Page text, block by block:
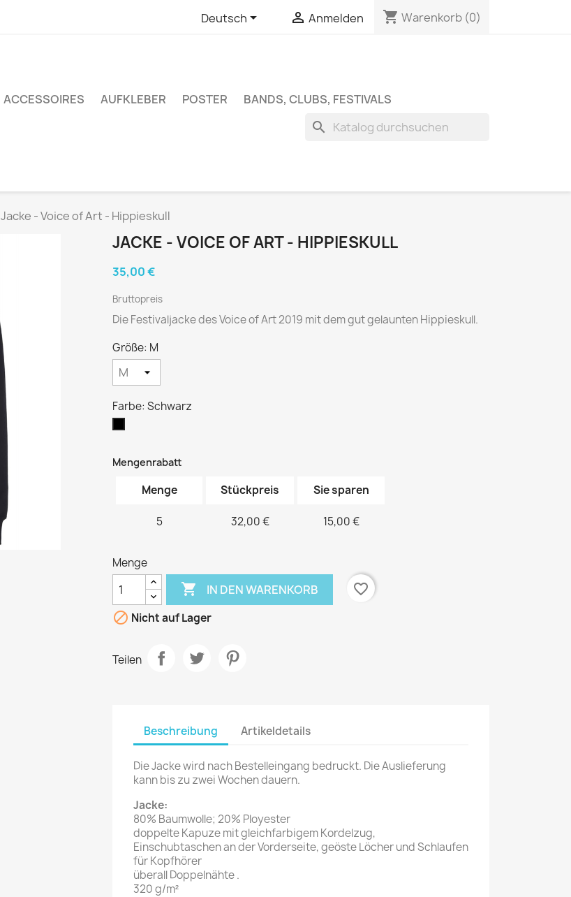
Deutsch  Anmelden shopping_cart Warenkorb (0)
ACCESSOIRES AUFKLEBER POSTER BANDS, CLUBS, FESTIVALS
search
Jacke - Voice of Art - Hippieskull
JACKE - VOICE OF ART - HIPPIESKULL
35,00 €
Bruttopreis
Die Festivaljacke des Voice of Art 2019 mit dem gut gelaunten Hippieskull.
Größe: M
Farbe: Schwarz
Mengenrabatt
Menge Stückpreis Sie sparen
5 32,00 € 15,00 €
Menge
 IN DEN WARENKORB
favorite_border
 Nicht auf Lager
Teilen
Beschreibung Artikeldetails
Die Jacke wird nach Bestelleingang bedruckt. Die Auslieferung
kann bis zu zwei Wochen dauern.
Jacke:
80% Baumwolle; 20% Ployester
doppelte Kapuze mit gleichfarbigem Kordelzug,
Einschubtaschen an der Vorderseite, geöste Löcher und Schlaufen
für Kopfhörer
überall Doppelnähte .
320 g/m²